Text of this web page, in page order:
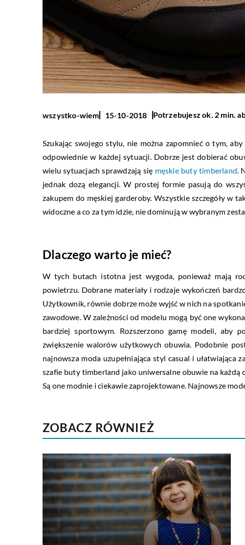
wszystko-wiem 15-10-2018 Potrzebujesz ok. 2 min.
Szukając swojego stylu, nie można zapomnieć o tym,
odpowiednie w każdej sytuacji. Dobrze jest dobierać
wielu sytuacjach sprawdzają się męskie buty timberland.
jednak dozą elegancji. W prostej formie pasują do
zakupem do męskiej garderoby. Wszystkie szczegóły w
widoczne a co za tym idzie, nie dominują w wybranym
Dlaczego warto je mieć?
W tych butach istotna jest wygoda, ponieważ mają
powietrzu. Dobrane materiały i rodzaje wykończeń
Użytkownik, równie dobrze może wyjść w nich na
zawodowe. W zależności od modelu mogą być one
bardziej sportowym. Rozszerzono gamę modeli, aby
zwiększenie walorów użytkowych obuwia. Podobnie
najnowsza moda uzupełniająca styl casual i
szafie buty timberland jako uniwersalne obuwie na każdą
Są one modnie i ciekawie zaprojektowane. Najnowsze
ZOBACZ RÓWNIEŻ